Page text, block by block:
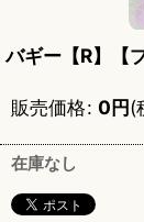
バギー【R】【
販売価格: 0円(
在庫なし